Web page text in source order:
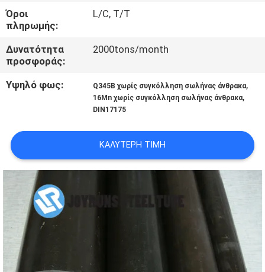
ΜΕ
ΖΗΤΉΣΤΕ
ΈΝΑ
ΑΠΌΣΠΑΣΜΑ
SITEMAP
ΠΟΛΙΤΙΚΉ
ΜΥΣΤΙΚΌΤΗΤΑΣ
Όροι
πληρωμής:
L/C, T/T
Δυνατότητα
προσφοράς:
2000tons/month
Υψηλό φως: Q345B χωρίς συγκόλληση σωλήνας άνθρακα,
16Mn χωρίς συγκόλληση σωλήνας άνθρακα,
DIN17175
ΚΑΛΎΤΕΡΗ ΤΙΜΉ